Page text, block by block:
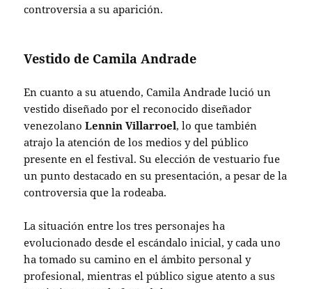
controversia a su aparición.
Vestido de Camila Andrade
En cuanto a su atuendo, Camila Andrade lució un
vestido diseñado por el reconocido diseñador
venezolanoLennin Villarroel, lo que también
atrajo la atención de los medios y del público
presente en el festival. Su elección de vestuario fue
un punto destacado en su presentación, a pesar de la
controversia que la rodeaba.
La situación entre los tres personajes ha
evolucionado desde el escándalo inicial, y cada uno
ha tomado su camino en el ámbito personal y
profesional, mientras el público sigue atento a sus